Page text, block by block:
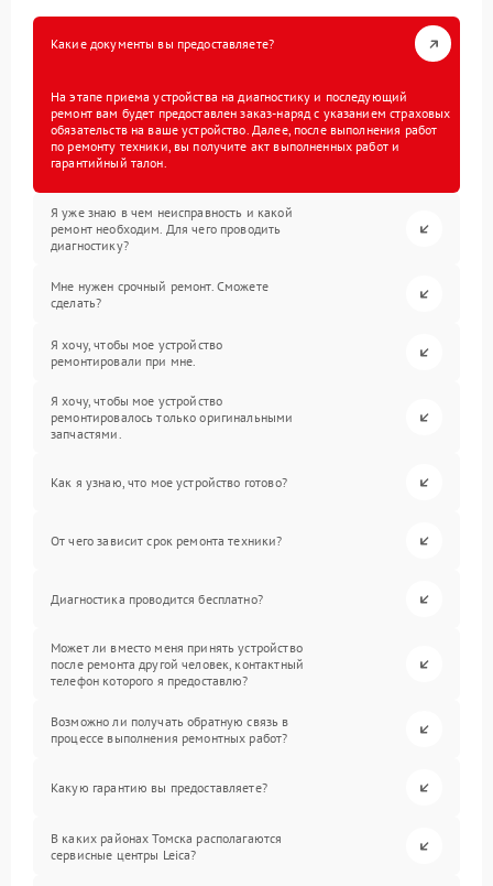
Какие документы вы предоставляете?
На этапе приема устройства на диагностику и последующий
ремонт вам будет предоставлен заказ-наряд с указанием страховых
обязательств на ваше устройство. Далее, после выполнения работ
по ремонту техники, вы получите акт выполненных работ и
гарантийный талон.
Я уже знаю в чем неисправность и какой
ремонт необходим. Для чего проводить
диагностику?
Мне нужен срочный ремонт. Сможете
сделать?
Я хочу, чтобы мое устройство
ремонтировали при мне.
Я хочу, чтобы мое устройство
ремонтировалось только оригинальными
запчастями.
Как я узнаю, что мое устройство готово?
От чего зависит срок ремонта техники?
Диагностика проводится бесплатно?
Может ли вместо меня принять устройство
после ремонта другой человек, контактный
телефон которого я предоставлю?
Возможно ли получать обратную связь в
процессе выполнения ремонтных работ?
Какую гарантию вы предоставляете?
В каких районах Томска располагаются
сервисные центры Leica?